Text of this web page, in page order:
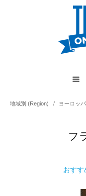
地域別 (Region) / ヨーロッ
フ
おすす